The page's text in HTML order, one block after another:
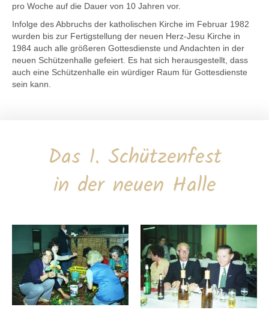
pro Woche auf die Dauer von 10 Jahren vor.
Infolge des Abbruchs der katholischen Kirche im Februar 1982
wurden bis zur Fertigstellung der neuen Herz-Jesu Kirche in
1984 auch alle größeren Gottesdienste und Andachten in der
neuen Schützenhalle gefeiert. Es hat sich herausgestellt, dass
auch eine Schützenhalle ein würdiger Raum für Gottesdienste
sein kann.
Das 1. Schützenfest
in der neuen Halle